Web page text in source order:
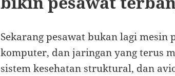
Sekarang pesawat bukan lagi mesin
komputer, dan jaringan yang terus
sistem kesehatan struktural, dan